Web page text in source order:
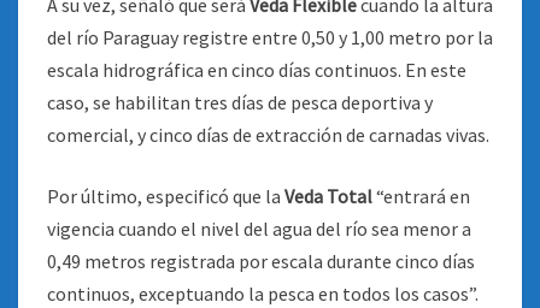
A su vez, señaló que será Veda Flexiblecuando la altura
del río Paraguay registre entre 0,50 y 1,00 metro por la
escala hidrográfica en cinco días continuos. En este
caso, se habilitan tres días de pesca deportiva y
comercial, y cinco días de extracción de carnadas vivas.
Por último, especificó que la Veda Total“entrará en
vigencia cuando el nivel del agua del río sea menor a
0,49 metros registrada por escala durante cinco días
continuos, exceptuando la pesca en todos los casos”.